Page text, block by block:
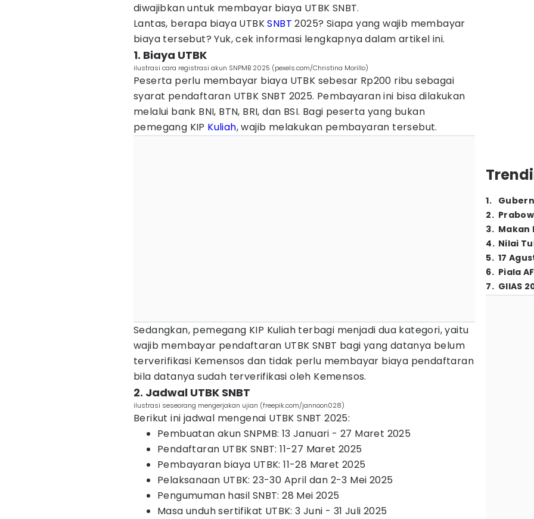
diwajibkan untuk membayar biaya UTBK SNBT.
Lantas, berapa biaya UTBKSNBT 2025? Siapa yang wajib membayar
biaya tersebut? Yuk, cek informasi lengkapnya dalam artikel ini.
1. Biaya UTBK
ilustrasi cara registrasi akun SNPMB 2025 (pexels.com/Christina Morillo)
Peserta perlu membayar biaya UTBK sebesar Rp200 ribu sebagai
syarat pendaftaran UTBK SNBT 2025. Pembayaran ini bisa dilakukan
melalui bank BNI, BTN, BRI, dan BSI. Bagi peserta yang bukan
pemegang KIP Kuliah, wajib melakukan pembayaran tersebut.
Sedangkan, pemegang KIP Kuliah terbagi menjadi dua kategori, yaitu
wajib membayar pendaftaran UTBK SNBT bagi yang datanya belum
terverifikasi Kemensos dan tidak perlu membayar biaya pendaftaran
bila datanya sudah terverifikasi oleh Kemensos.
2. Jadwal UTBK SNBT
ilustrasi seseorang mengerjakan ujian (freepik.com/jannoon028)
Berikut ini jadwal mengenai UTBK SNBT 2025:
Pembuatan akun SNPMB: 13 Januari - 27 Maret 2025
Pendaftaran UTBK SNBT: 11-27 Maret 2025
Pembayaran biaya UTBK: 11-28 Maret 2025
Pelaksanaan UTBK: 23-30 April dan 2-3 Mei 2025
Pengumuman hasil SNBT: 28 Mei 2025
Masa unduh sertifikat UTBK: 3 Juni - 31 Juli 2025
1.
2.
3. Makan
4. Nilai
5. 17
6. Piala
7. GIIAS